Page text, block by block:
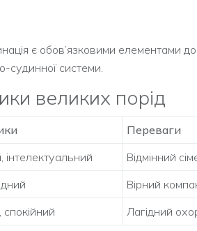
є обов’язковими
судинної системи.
великих порід
Переваги
Відмінний
Вірний
Лагідний